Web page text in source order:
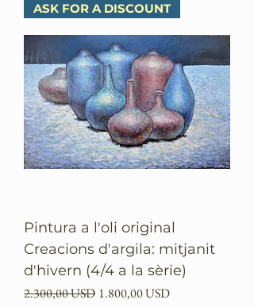
ASK FOR A DISCOUNT
Pintura a l'oli original
Creacions d'argila: mitjanit
d'hivern (4/4 a la sèrie)
Preu normal
2.300,00 USD Preu d'oferta
1.800,00 USD